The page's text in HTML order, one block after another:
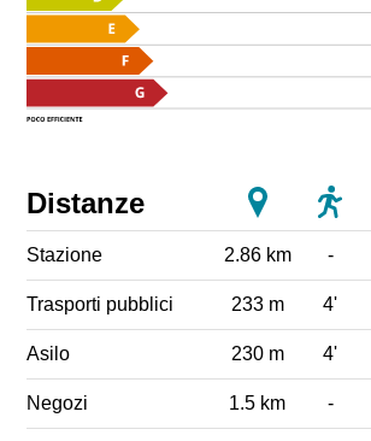
Distanze
Stazione 2.86 km -
Trasporti pubblici 233 m 4'
Asilo 230 m 4'
Negozi 1.5 km -